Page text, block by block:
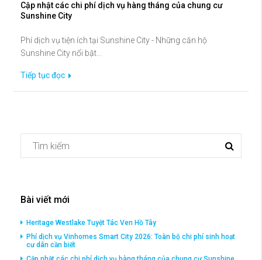
Cập nhật các chi phí dịch vụ hàng tháng của chung cư
Sunshine City
Phí dịch vụ tiện ích tại Sunshine City - Những căn hộ
Sunshine City nổi bật...
Tiếp tục đọc
Bài viết mới
Heritage Westlake Tuyệt Tác Ven Hồ Tây
Phí dịch vụ Vinhomes Smart City 2026: Toàn bộ chi phí sinh hoạt
cư dân cần biết